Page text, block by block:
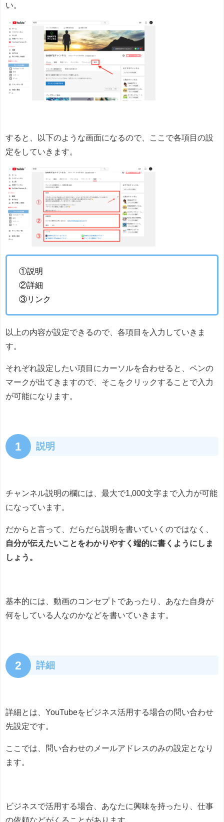
い。
すると、以下のような画面になるので、ここで各項目の設
定をしていきます。
①説明
②詳細
③リンク
以上の内容が設定できるので、各項目を入力していきま
す。
それぞれ設定したい項目にカーソルを合わせると、ペンの
マークが出てきますので、そこをクリックすることで入力
が可能になります。
1 説明
チャンネル説明の欄には、最大で1,000文字まで入力が可能
になっています。
だからと言って、だらだら説明を書いていくのではなく、
自分が伝えたいことをわかりやすく端的に書くようにしま
しょう。
基本的には、動画のコンセプトであったり、あなた自身が
何をしている人なのかなどを書いていきます。
2 詳細
詳細とは、YouTubeをビジネス活用する場合の問い合わせ
先設定です。
ここでは、問い合わせのメールアドレスのみの設定となり
ます。
ビジネスで活用する場合、あなたに興味を持ったり、仕事
の依頼などがくることがあります。